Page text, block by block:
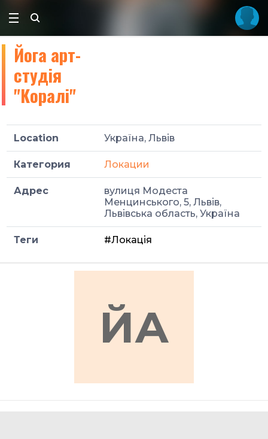
Йога арт-
студія
"Коралі"
Location Україна, Львів
Категория Локации
Адрес
вулиця Модеста
Менцинського, 5, Львів,
Львівська область, Україна
Теги #Локація
ЙА